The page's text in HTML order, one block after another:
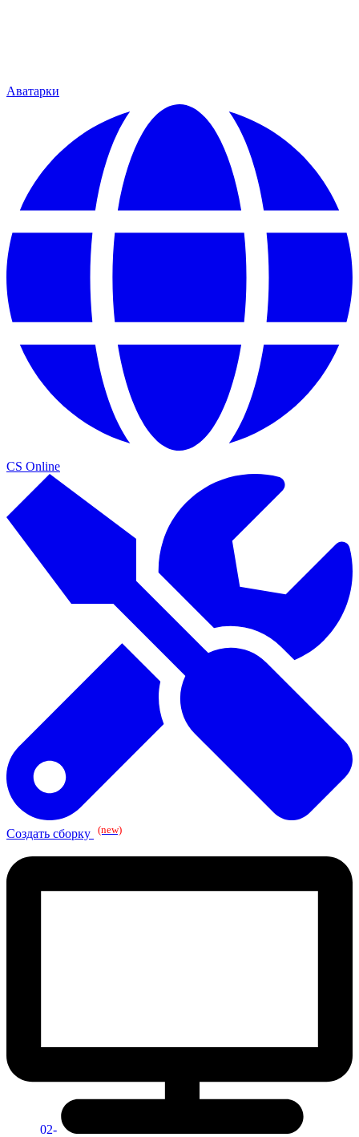
Аватарки
CS Online
Создать сборку (new)
02-